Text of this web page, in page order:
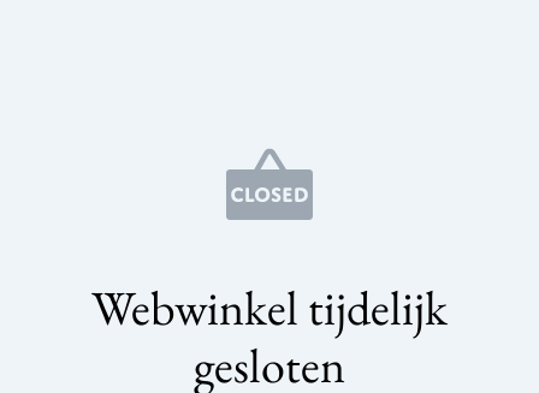
Webwinkel tijdelijk
gesloten